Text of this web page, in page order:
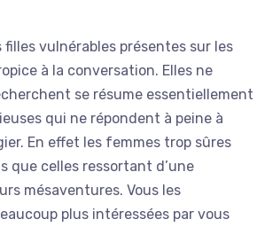
vulnérables présentes sur les
à la conversation. Elles ne
se résume essentiellement
qui ne répondent à peine à
En effet les femmes trop sûres
que celles ressortant d’une
mésaventures. Vous les
plus intéressées par vous